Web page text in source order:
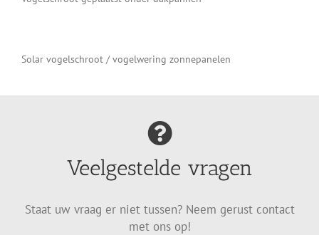
Solar vogelschroot / vogelwering zonnepanelen
Veelgestelde vragen
Staat uw vraag er niet tussen? Neem gerust contact
met ons op!